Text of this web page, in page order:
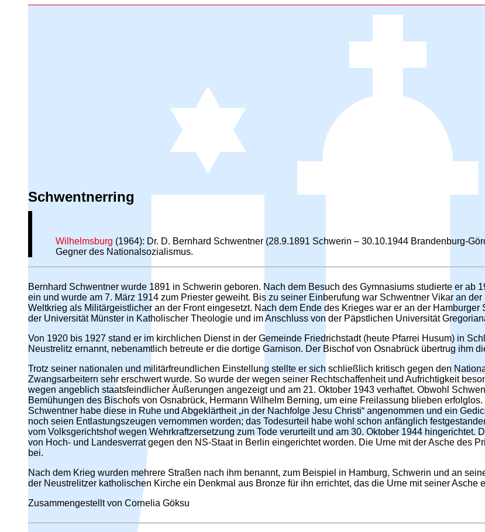
Schwentnerring
Wilhelmsburg (1964): Dr. D. Bernhard Schwentner (28.9.1891 Schwerin – 30.10.1944 Brandenburg-
Gegner des Nationalsozialismus.
Bernhard Schwentner wurde 1891 in Schwerin geboren. Nach dem Besuch des Gymnasiums studierte er ab
ein und wurde am 7. März 1914 zum Priester geweiht. Bis zu seiner Einberufung war Schwentner Vikar an
Weltkrieg als Militärgeistlicher an der Front eingesetzt. Nach dem Ende des Krieges war er an der
der Universität Münster in Katholischer Theologie und im Anschluss von der Päpstlichen Universität
Von 1920 bis 1927 stand er im kirchlichen Dienst in der Gemeinde Friedrichstadt (heute Pfarrei Husum) in
Neustrelitz ernannt, nebenamtlich betreute er die dortige Garnison. Der Bischof von Osnabrück übertrug ihm
Trotz seiner nationalen und militärfreundlichen Einstellung stellte er sich schließlich kritisch gegen den
Zwangsarbeitern sehr erschwert wurde. So wurde der wegen seiner Rechtschaffenheit und Aufrichtigkeit
wegen angeblich staatsfeindlicher Äußerungen angezeigt und am 21. Oktober 1943 verhaftet. Obwohl
Bemühungen des Bischofs von Osnabrück, Hermann Wilhelm Berning, um eine Freilassung blieben
Schwentner habe diese in Ruhe und Abgeklärtheit „in der Nachfolge Jesu Christi“ angenommen und ein
noch seien Entlastungszeugen vernommen worden; das Todesurteil habe wohl schon anfänglich
vom Volksgerichtshof wegen Wehrkraftzersetzung zum Tode verurteilt und am 30. Oktober 1944 hingerichtet.
von Hoch- und Landesverrat gegen den NS-Staat in Berlin eingerichtet worden. Die Urne mit der Asche des
bei.
Nach dem Krieg wurden mehrere Straßen nach ihm benannt, zum Beispiel in Hamburg, Schwerin und an
der Neustrelitzer katholischen Kirche ein Denkmal aus Bronze für ihn errichtet, das die Urne mit seiner Asche
Zusammengestellt von Cornelia Göksu